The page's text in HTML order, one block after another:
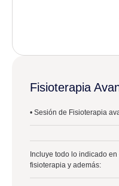
Fisioterapia
• Sesión de Fisioterapia
Incluye todo lo indicado
fisioterapia y además: